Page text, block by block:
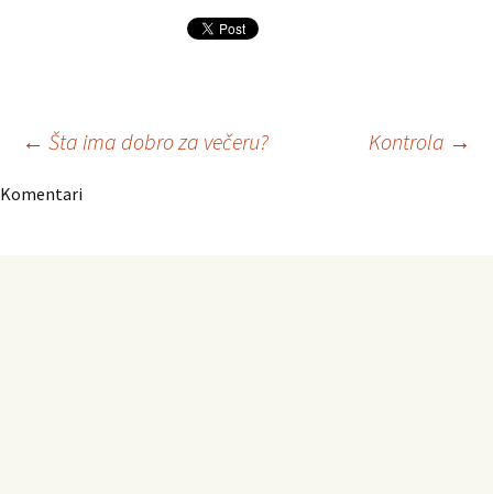
Navigacija
← Šta ima dobro za večeru? Kontrola →
Komentari